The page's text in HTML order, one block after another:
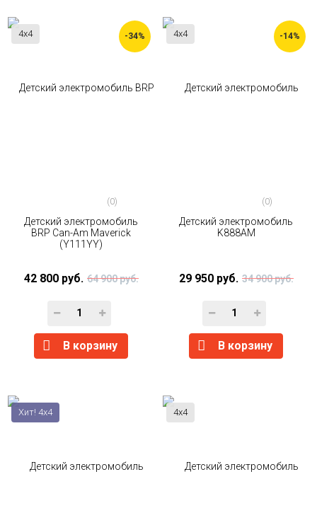
4x4 -34%
(0)
Детский электромобиль
BRP Can-Am Maverick
(Y111YY)
42 800 руб. 64 900 руб.
В корзину
4x4 -14%
(0)
Детский электромобиль
K888AM
29 950 руб. 34 900 руб.
В корзину
Хит! 4x4 4x4